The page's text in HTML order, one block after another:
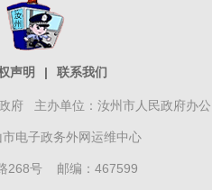
声明 | 联系我们
府 主办单位：汝州市人民政府办公
电子政务外网运维中心
268号 邮编：467599